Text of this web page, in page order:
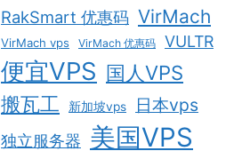
RakSmart 优惠码 VirMach
VirMach vps VirMach 优惠码 VULTR
便宜VPS 国人VPS
搬瓦工
新加坡vps 日本vps
独立服务器 美国VPS